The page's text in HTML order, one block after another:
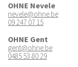
OHNE Nevele
nevele@ohne.be
09 247 07 15
OHNE Gent
gent@ohne.be
0485 53 80 29